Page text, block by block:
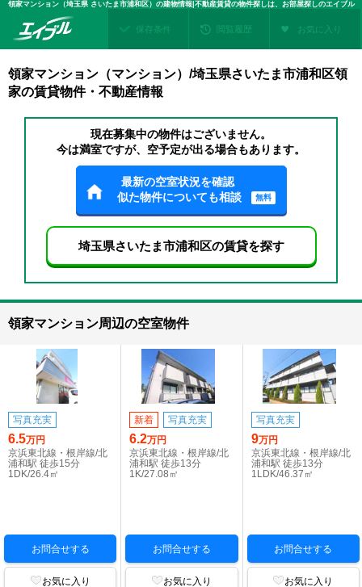
領家マンション（埼玉県 さいたま市浦和区）の建物情報|不動産賃貸の物件探しは、お部屋探しのエイブル
保存条件 閲覧履歴 お気に入り
領家マンション（マンション）/埼玉県さいたま市浦和区領
家の賃貸物件・不動産情報
現在募集中の物件はございません。
今は満室ですが、空予定が出る場合もあります。
最新の空室状況を確認
似た物件についても相談
無料
埼玉県さいたま市浦和区の賃貸を探す
領家マンション周辺の空室物件
写真充実
6.5万円
京浜東北線・根岸線/北
浦和駅 徒歩15分
1DK/26.4㎡
お問合せする
お気に入り
新着 写真充実
6.2万円
京浜東北線・根岸線/北
浦和駅 徒歩13分
1K/27.08㎡
お問合せする
お気に入り
写真充実
9万円
京浜東北線・根岸線/北
浦和駅 徒歩13分
1LDK/46.37㎡
お問合せする
お気に入り